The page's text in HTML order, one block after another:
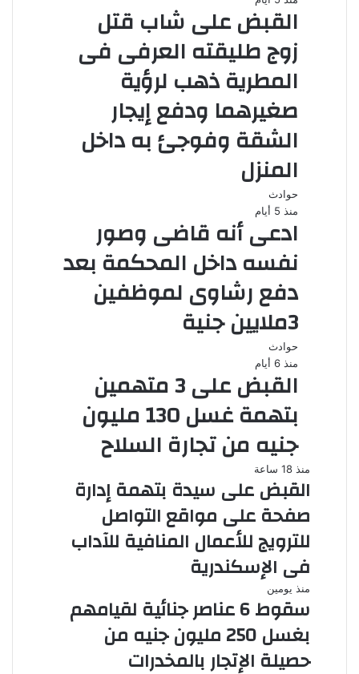
القبض على شاب قتل
زوج طليقته العرفى فى
المطرية ذهب لرؤية
صغيرهما ودفع إيجار
الشقة وفوجئ به داخل
المنزل
حوادث
منذ 5 أيام
ادعى أنه قاضى وصور
نفسه داخل المحكمة بعد
دفع رشاوى لموظفين
3ملايين جنية
حوادث
منذ 6 أيام
القبض على 3 متهمين
بتهمة غسل 130 مليون
جنيه من تجارة السلاح
منذ 18 ساعة
القبض على سيدة بتهمة إدارة
صفحة على مواقع التواصل
للترويج للأعمال المنافية للآداب
فى الإسكندرية
منذ يومين
سقوط 6 عناصر جنائية لقيامهم
بغسل 250 مليون جنيه من
حصيلة الإتجار بالمخدرات